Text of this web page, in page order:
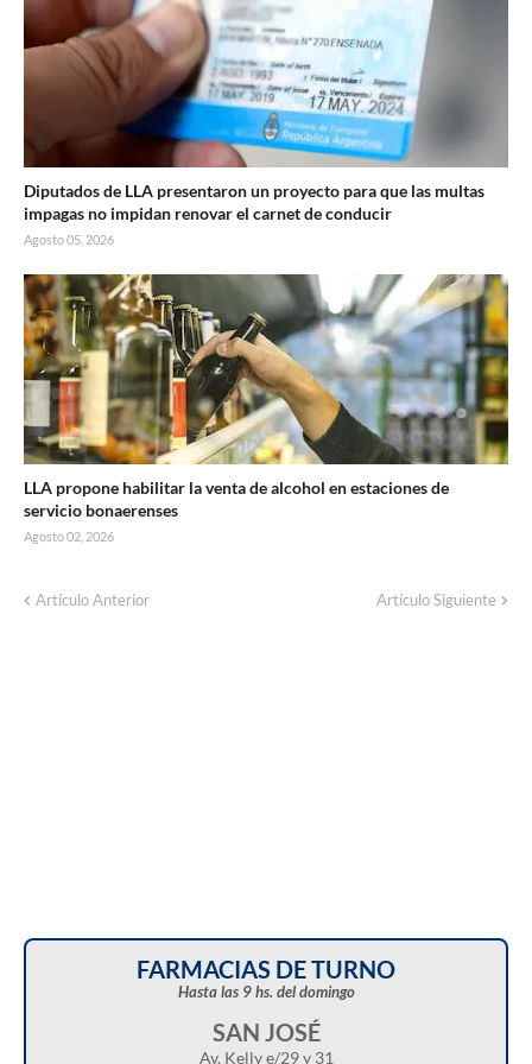
Diputados de LLA presentaron un proyecto para que las multas
impagas no impidan renovar el carnet de conducir
Agosto 05, 2026
LLA propone habilitar la venta de alcohol en estaciones de
servicio bonaerenses
Agosto 02, 2026
Artículo Anterior Artículo Siguiente
Corte de energía programado para este
FARMACIAS DE TURNO
Hasta las 9 hs. del domingo
SAN JOSÉ
Av. Kelly e/29 y 31